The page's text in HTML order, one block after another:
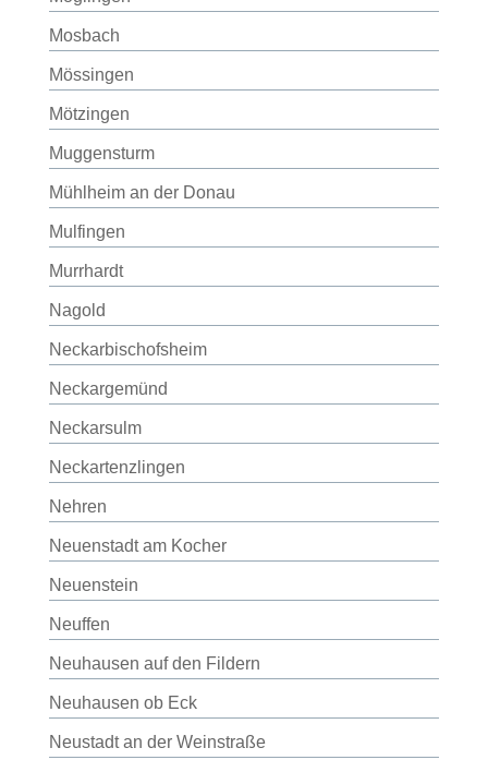
Mosbach
Mössingen
Mötzingen
Muggensturm
Mühlheim an der Donau
Mulfingen
Murrhardt
Nagold
Neckarbischofsheim
Neckargemünd
Neckarsulm
Neckartenzlingen
Nehren
Neuenstadt am Kocher
Neuenstein
Neuffen
Neuhausen auf den Fildern
Neuhausen ob Eck
Neustadt an der Weinstraße